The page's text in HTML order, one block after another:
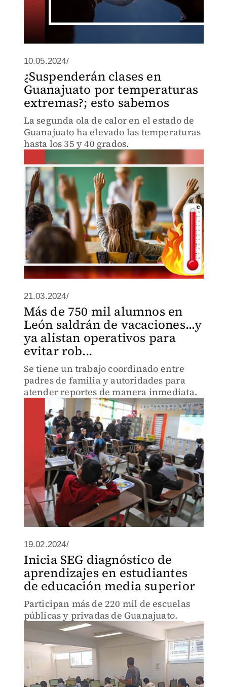
10.05.2024/
¿Suspenderán clases en
Guanajuato por temperaturas
extremas?; esto sabemos
La segunda ola de calor en el estado de
Guanajuato ha elevado las temperaturas
hasta los 35 y 40 grados.
21.03.2024/
Más de 750 mil alumnos en
León saldrán de vacaciones...y
ya alistan operativos para
evitar rob...
Se tiene un trabajo coordinado entre
padres de familia y autoridades para
atender reportes de manera inmediata.
19.02.2024/
Inicia SEG diagnóstico de
aprendizajes en estudiantes
de educación media superior
Participan más de 220 mil de escuelas
públicas y privadas de Guanajuato.